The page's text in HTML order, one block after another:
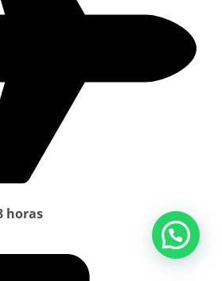
horas